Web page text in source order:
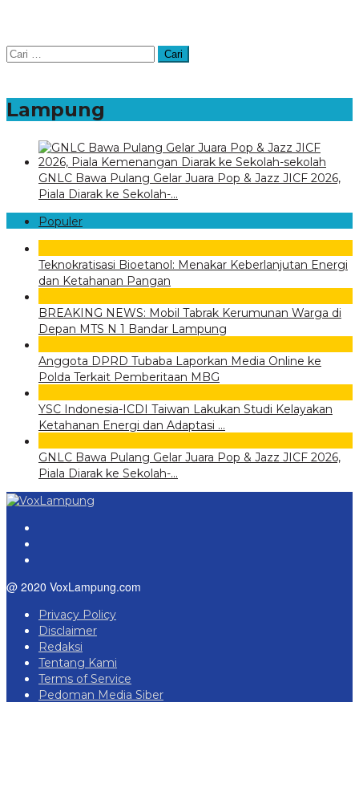
Cari
untuk:
Lampung
GNLC Bawa Pulang Gelar Juara Pop & Jazz JICF 2026,
Piala Diarak ke Sekolah-…
Populer
Teknokratisasi Bioetanol: Menakar Keberlanjutan Energi
dan Ketahanan Pangan
BREAKING NEWS: Mobil Tabrak Kerumunan Warga di
Depan MTS N 1 Bandar Lampung
Anggota DPRD Tubaba Laporkan Media Online ke
Polda Terkait Pemberitaan MBG
YSC Indonesia-ICDI Taiwan Lakukan Studi Kelayakan
Ketahanan Energi dan Adaptasi …
GNLC Bawa Pulang Gelar Juara Pop & Jazz JICF 2026,
Piala Diarak ke Sekolah-…
@ 2020 VoxLampung.com
Privacy Policy
Disclaimer
Redaksi
Tentang Kami
Terms of Service
Pedoman Media Siber